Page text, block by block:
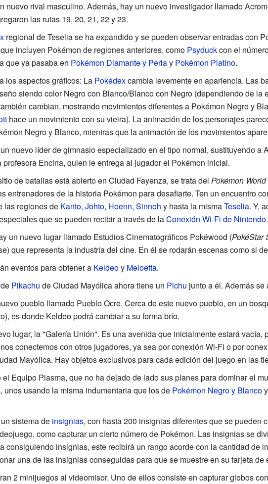
nuevo rival masculino. Además, hay un nuevo investigador llamado
las rutas 19, 20, 21, 22 y 23.
regional de Teselia se ha expandido y se pueden observar entradas con
incluyen Pokémon de regiones anteriores, como Psyduckcon el
que ya pasaba en Pokémon Diamante y Perlay Pokémon Platino.
los aspectos gráficos: La Pokédexcambia levemente en apariencia. Las
siendo color Negro con Blanco/Blanco con Negro (dependiendo de la
cambian, mostrando movimientos diferentes a Pokémon Negro y
hace un movimiento con su vieira). La animación de los personajes
Negro y Blanco, mientras que la animación de los movimientos
nuevo líder de gimnasio especializado en el tipo normal, sustituyendo a
profesora Encina, quien le entrega al jugador el Pokémon inicial.
de batallas está abierto en Ciudad Fayenza, se trata del Pokémon
entrenadores de la historia Pokémon para desafiarte. Ten un encuentro
las regiones de Kanto, Johto, Hoenn, Sinnoh y hasta la mismaTeselia. Y,
que se pueden recibir a través de laConexión Wi-Fi de Nintendo.
un nuevo lugar llamado Estudios Cinematográficos Pokéwood (PokéStar
que representa la industria del cine. En él se rodarán escenas como si
eventos para obtener a Keldeoy Meloetta.
Pikachu de Ciudad Mayólica ahora tiene un Pichu junto a él. Además
pueblo llamado Pueblo Ocre. Cerca de este nuevo pueblo, en un
es donde Keldeo podrá cambiar a su forma brío.
lugar, la "Galería Unión". Es una avenida que inicialmente estará vacía,
conectemos con otros jugadores, ya sea por conexión Wi-Fi o por
Mayólica. Hay objetos exclusivos para cada edición del juego en las
el Equipo Plasma, que no ha dejado de lado sus planes para dominar el
unos usando la misma indumentaria que los de Pokémon Negro y Blancoy
sistema de insignias, con hasta 200 insignias diferentes que se pueden
como capturar un cierto número de Pokémon. Las insignias se
consiguiendo insignias, este recibirá un rango acorde con la cantidad de
una de las insignias conseguidas para que se muestre en su tarjeta de
2 minijuegos al videomisor. Uno de ellos consiste en capturar globos